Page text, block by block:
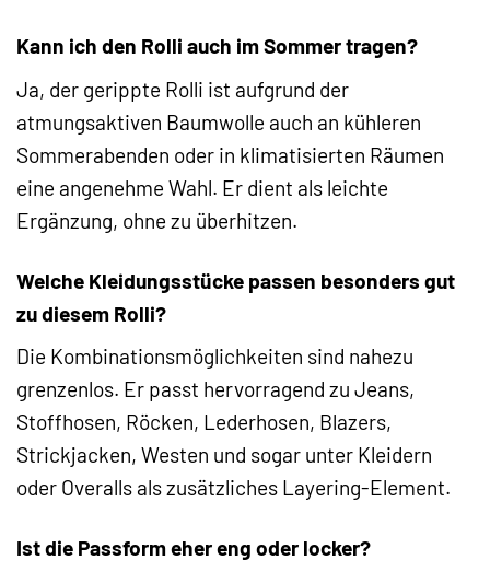
Kann ich den Rolli auch im Sommer tragen?
Ja, der gerippte Rolli ist aufgrund der
atmungsaktiven Baumwolle auch an kühleren
Sommerabenden oder in klimatisierten Räumen
eine angenehme Wahl. Er dient als leichte
Ergänzung, ohne zu überhitzen.
Welche Kleidungsstücke passen besonders gut
zu diesem Rolli?
Die Kombinationsmöglichkeiten sind nahezu
grenzenlos. Er passt hervorragend zu Jeans,
Stoffhosen, Röcken, Lederhosen, Blazers,
Strickjacken, Westen und sogar unter Kleidern
oder Overalls als zusätzliches Layering-Element.
Ist die Passform eher eng oder locker?